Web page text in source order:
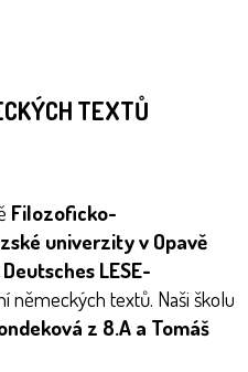
TEXTŮ
Filozoficko-
univerzity v Opavě
Deutsches LESE-
německých textů. Naši školu
z 8.A a Tomáš